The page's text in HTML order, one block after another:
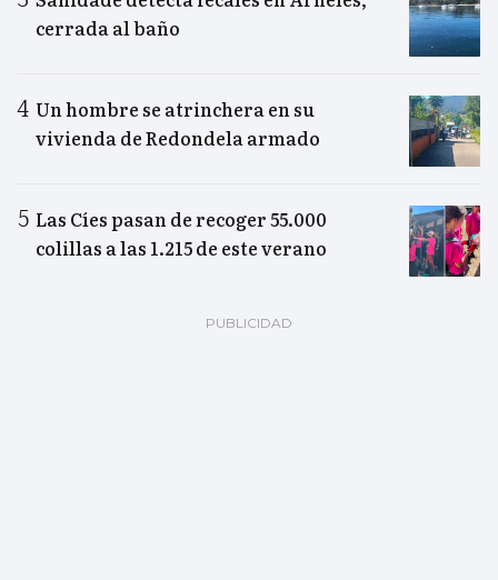
cerrada al baño
Un hombre se atrinchera en su
vivienda de Redondela armado
Las Cíes pasan de recoger 55.000
colillas a las 1.215 de este verano